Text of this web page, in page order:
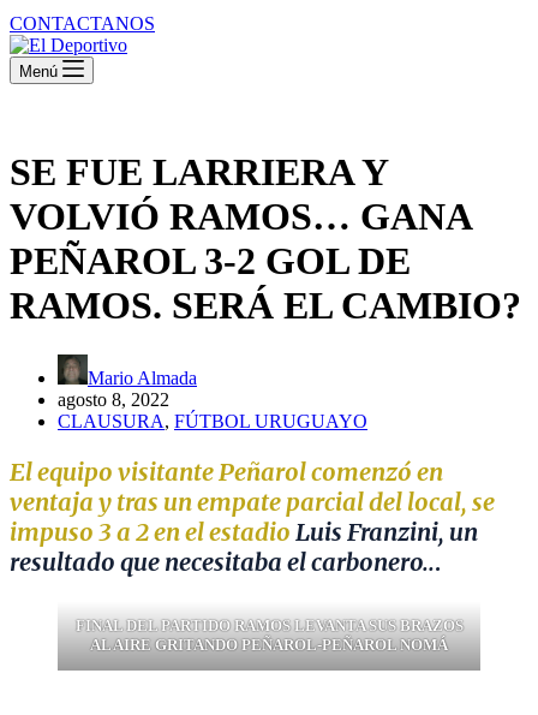
CONTACTANOS
Menú
SE FUE LARRIERA Y
VOLVIÓ RAMOS… GANA
PEÑAROL 3-2 GOL DE
RAMOS. SERÁ EL CAMBIO?
Mario Almada
agosto 8, 2022
CLAUSURA, FÚTBOL URUGUAYO
El equipo visitante Peñarol comenzó en
ventaja y tras un empate parcial del local, se
impuso 3 a 2 en el estadio Luis Franzini, un
resultado que necesitaba el carbonero...
FINAL DEL PARTIDO RAMOS LEVANTA SUS BRAZOS
AL AIRE GRITANDO PEÑAROL-PEÑAROL NOMÁ